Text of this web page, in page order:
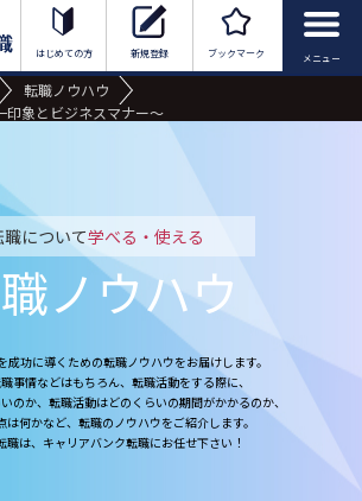
北海道のお仕事さがしはキャリアバンク転
はじめての方 新規登録 ブックマーク
転職ノウハウ
象とビジネスマナー～
職について学べる・使える
ノウハウ
成功に導くための転職ノウハウをお届けします。
事情などはもちろん、転職活動をする際に、
のか、転職活動はどのくらいの期間がかかるのか、
は何かなど、転職のノウハウをご紹介します。
職は、キャリアバンク転職にお任せ下さい！